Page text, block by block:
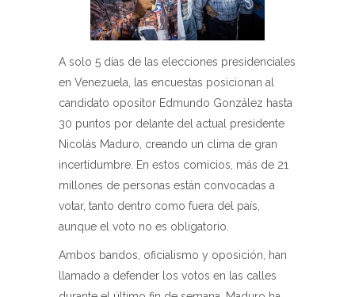
A solo 5 días de las elecciones presidenciales
en Venezuela, las encuestas posicionan al
candidato opositor Edmundo González hasta
30 puntos por delante del actual presidente
Nicolás Maduro, creando un clima de gran
incertidumbre. En estos comicios, más de 21
millones de personas están convocadas a
votar, tanto dentro como fuera del país,
aunque el voto no es obligatorio.
Ambos bandos, oficialismo y oposición, han
llamado a defender los votos en las calles